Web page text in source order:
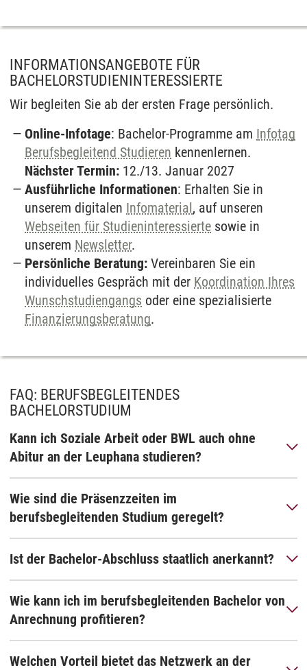
INFORMATIONSANGEBOTE FÜR
BACHELORSTUDIENINTERESSIERTE
Wir begleiten Sie ab der ersten Frage persönlich.
Online-Infotage: Bachelor-Programme am Infotag
Berufsbegleitend Studieren kennenlernen.
Nächster Termin: 12./13. Januar 2027
Ausführliche Informationen: Erhalten Sie in
unserem digitalen Infomaterial, auf unseren
Webseiten für Studieninteressierte sowie in
unserem Newsletter.
Persönliche Beratung:Vereinbaren Sie ein
individuelles Gespräch mit der Koordination Ihres
Wunschstudiengangs oder eine spezialisierte
Finanzierungsberatung.
FAQ: BERUFSBEGLEITENDES
BACHELORSTUDIUM
Kann ich Soziale Arbeit oder BWL auch ohne
Abitur an der Leuphana studieren?
Wie sind die Präsenzzeiten im
berufsbegleitenden Studium geregelt?
Ist der Bachelor-Abschluss staatlich anerkannt?
Wie kann ich im berufsbegleitenden Bachelor von
Anrechnung profitieren?
Welchen Vorteil bietet das Netzwerk an der